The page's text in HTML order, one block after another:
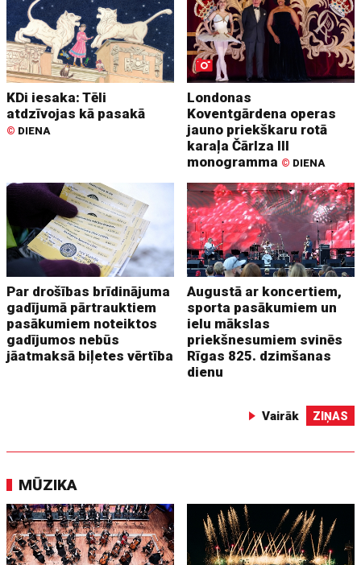
KDi iesaka: Tēli
atdzīvojas kā pasakā
© DIENA
Londonas
Koventgārdena operas
jauno priekškaru rotā
karaļa Čārlza III
monogramma © DIENA
Par drošības brīdinājuma
gadījumā pārtrauktiem
pasākumiem noteiktos
gadījumos nebūs
jāatmaksā biļetes vērtība
Augustā ar koncertiem,
sporta pasākumiem un
ielu mākslas
priekšnesumiem svinēs
Rīgas 825. dzimšanas
dienu
Vairāk ZIŅAS
MŪZIKA